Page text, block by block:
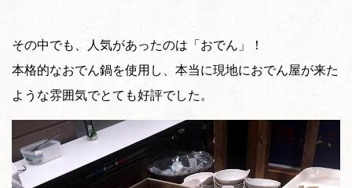
その中でも、人気があったのは「おでん」！
本格的なおでん鍋を使用し、本当に現地におでん屋が来た
ような雰囲気でとても好評でした。